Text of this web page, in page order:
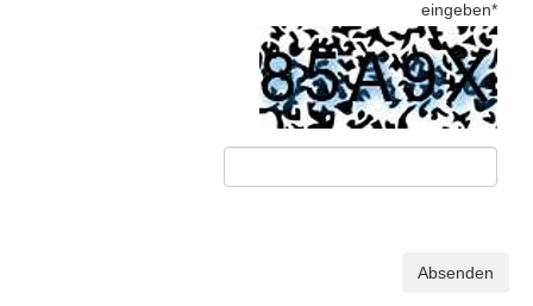
eingeben*
Absenden